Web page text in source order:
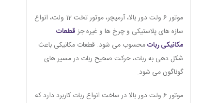
موتور 6 ولت دور بالا، آرمیچر، موتور تخت 12 ولت، انواع
سازه های پلاستیکی و چرخ ها و غیره جزقطعات
مکانیکی رباتمحسوب می شود. قطعات مکانیکی باعث
شکل دهی به ربات، حرکت صحیح ربات در مسیر های
گوناگون می شود.
موتور 6 ولت دور بالا در ساخت انواع ربات کاربرد دارد که